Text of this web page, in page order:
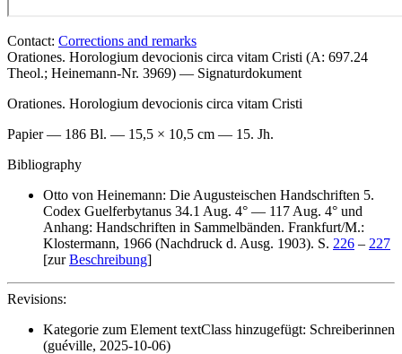
Contact: Corrections and remarks
Orationes. Horologium devocionis circa vitam Cristi (A: 697.24
Theol.; Heinemann-Nr. 3969) — Signaturdokument
Orationes. Horologium devocionis circa vitam Cristi
Papier — 186 Bl. — 15,5 × 10,5 cm — 15. Jh.
Bibliography
Otto von Heinemann: Die Augusteischen Handschriften 5.
Codex Guelferbytanus 34.1 Aug. 4° — 117 Aug. 4° und
Anhang: Handschriften in Sammelbänden. Frankfurt/M.:
Klostermann, 1966 (Nachdruck d. Ausg. 1903). S. 226 – 227
[zurBeschreibung]
Revisions:
Kategorie zum Element textClass hinzugefügt: Schreiberinnen
(guéville, 2025-10-06)